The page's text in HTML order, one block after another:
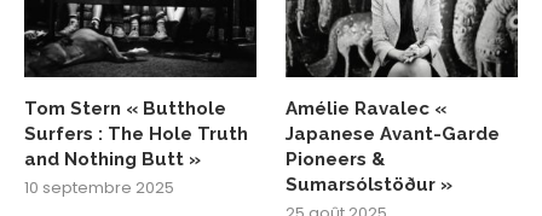
Tom Stern « Butthole
Surfers : The Hole Truth
and Nothing Butt »
10 septembre 2025
Amélie Ravalec «
Japanese Avant-Garde
Pioneers &
Sumarsólstöður »